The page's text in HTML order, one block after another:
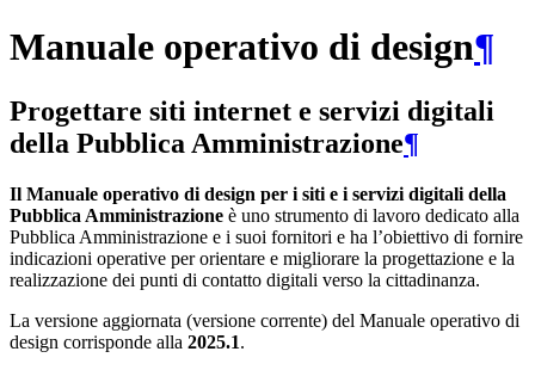
Manuale operativo di design¶
Progettare siti internet e servizi digitali
della Pubblica Amministrazione¶
Il Manuale operativo di design per i siti e i servizi digitali della
Pubblica Amministrazione è uno strumento di lavoro dedicato alla
Pubblica Amministrazione e i suoi fornitori e ha l’obiettivo di fornire
indicazioni operative per orientare e migliorare la progettazione e la
realizzazione dei punti di contatto digitali verso la cittadinanza.
La versione aggiornata (versione corrente) del Manuale operativo di
design corrisponde alla 2025.1.